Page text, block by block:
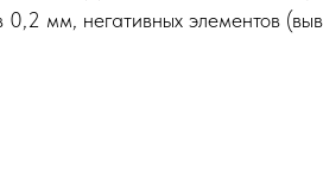
мм, негативных элементов